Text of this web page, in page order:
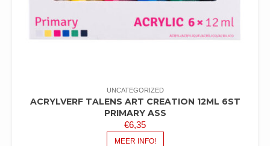
UNCATEGORIZED
ACRYLVERF TALENS ART CREATION 12ML 6ST
PRIMARY ASS
€6,35
MEER INFO!